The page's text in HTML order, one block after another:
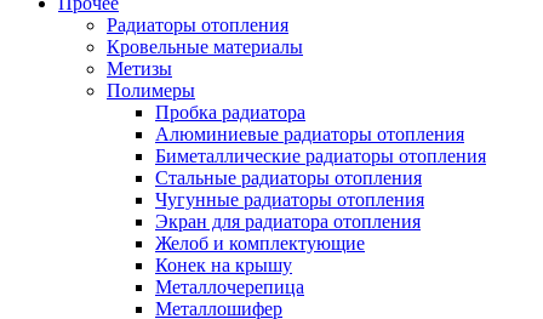
Радиаторы отопления
Кровельные материалы
Метизы
Полимеры
Пробка радиатора
Алюминиевые радиаторы отопления
Биметаллические радиаторы отопления
Стальные радиаторы отопления
Чугунные радиаторы отопления
Экран для радиатора отопления
Желоб и комплектующие
Конек на крышу
Металлочерепица
Металлошифер